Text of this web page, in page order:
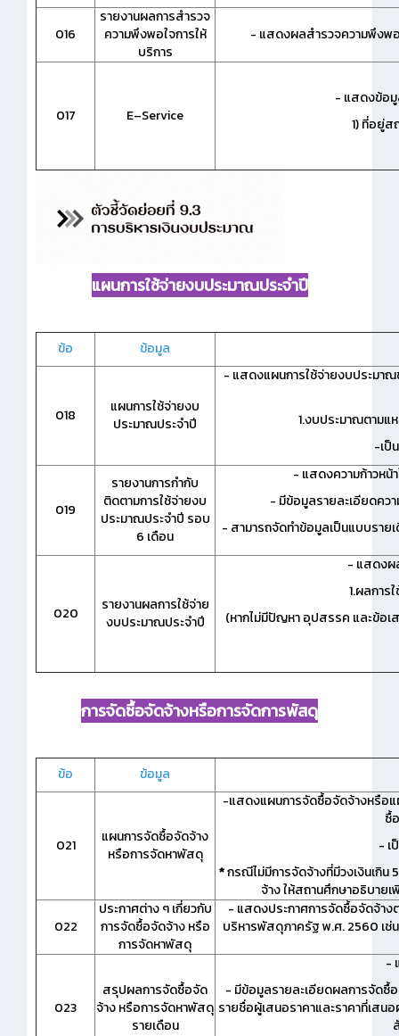
016
รายงานผลการสำรวจ
ความพึงพอใจการให้
บริการ
- แสดงผลสำรวจความพึงพ
017 E–Service
- แสดงข้อ
1) ที่อยู่ส
แผนการใช้จ่ายงบประมาณประจำปี
ข้อ ข้อมูล
018
แผนการใช้จ่ายงบ
ประมาณประจำปี
- แสดงแผนการใช้จ่ายงบประมา
1.งบประมาณตามแ
-เป็
019
รายงานการกำกับ
ติดตามการใช้จ่ายงบ
ประมาณประจำปี รอบ
6 เดือน
- แสดงความก้าวหน้
- มีข้อมูลรายละเอียดคว
- สามารถจัดทำข้อมูลเป็นแบบราย
020
รายงานผลการใช้จ่าย
งบประมาณประจำปี
- แสดงผ
1.ผลกา
(หากไม่มีปัญหา อุปสรรค และข้อเ
การจัดซื้อจัดจ้างหรือการจัดการพัสดุ
ข้อ ข้อมูล
021
แผนการจัดซื้อจัดจ้าง
หรือการจัดหาพัสดุ
-แสดงแผนการจัดซื้อจัดจ้างหรือ
ซื้
- เ
*กรณีไม่มีการจัดจ้างที่มีวงเงินเกิ
จ้าง ให้สถานศึกษาอธิบาย
022
ประกาศต่าง ๆ เกี่ยวกับ
การจัดซื้อจัดจ้าง หรือ
การจัดหาพัสดุ
- แสดงประกาศการจัดซื้อจัดจ้าง
บริหารพัสดุภาครัฐ พ.ศ. 2560 เช่
023
สรุปผลการจัดซื้อจัด
จ้าง หรือการจัดหาพัสดุ
รายเดือน
-
- มีข้อมูลรายละเอียดผลการจัดซื้
รายชื่อผู้เสนอราคาและราคาที่เส